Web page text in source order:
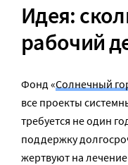
Идея:
рабочий
Фонд «Солнечный
все проекты
требуется не один
поддержку
жертвуют на